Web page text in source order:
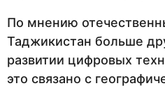
По мнению
Таджикистан больше
развитии цифровых
это связано с